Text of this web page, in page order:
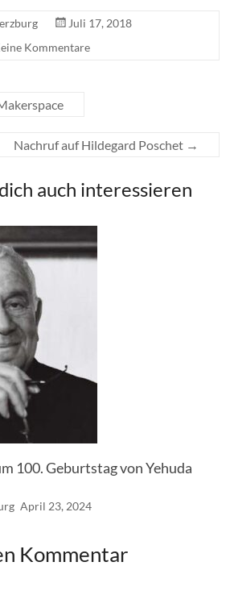
Juli 17, 2018
Kommentare
Nachruf auf Hildegard Poschet →
auch interessieren
100. Geburtstag von Yehuda
April 23, 2024
Kommentar